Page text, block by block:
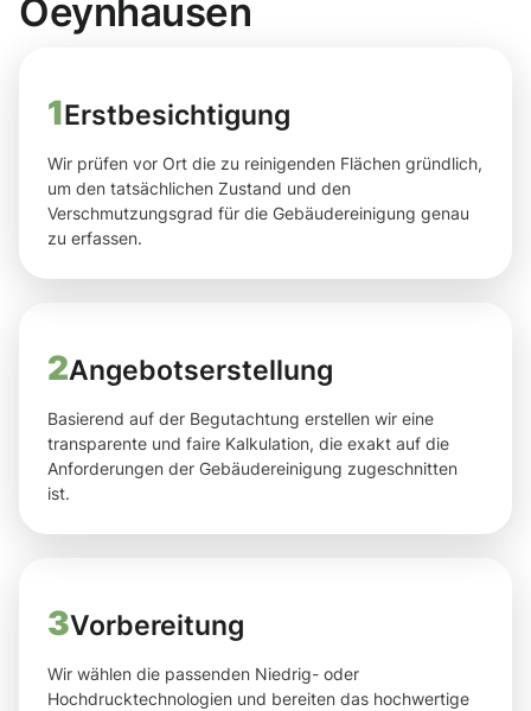
Oeynhausen
1Erstbesichtigung
Wir prüfen vor Ort die zu reinigenden Flächen gründlich,
um den tatsächlichen Zustand und den
Verschmutzungsgrad für die Gebäudereinigung genau
zu erfassen.
2Angebotserstellung
Basierend auf der Begutachtung erstellen wir eine
transparente und faire Kalkulation, die exakt auf die
Anforderungen der Gebäudereinigung zugeschnitten
ist.
3Vorbereitung
Wir wählen die passenden Niedrig- oder
Hochdrucktechnologien und bereiten das hochwertige